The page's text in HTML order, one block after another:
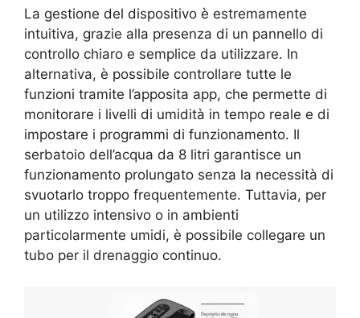
La gestione del dispositivo è estremamente
intuitiva, grazie alla presenza di un pannello di
controllo chiaro e semplice da utilizzare. In
alternativa, è possibile controllare tutte le
funzioni tramite l’apposita app, che permette di
monitorare i livelli di umidità in tempo reale e di
impostare i programmi di funzionamento. Il
serbatoio dell’acqua da 8 litri garantisce un
funzionamento prolungato senza la necessità di
svuotarlo troppo frequentemente. Tuttavia, per
un utilizzo intensivo o in ambienti
particolarmente umidi, è possibile collegare un
tubo per il drenaggio continuo.